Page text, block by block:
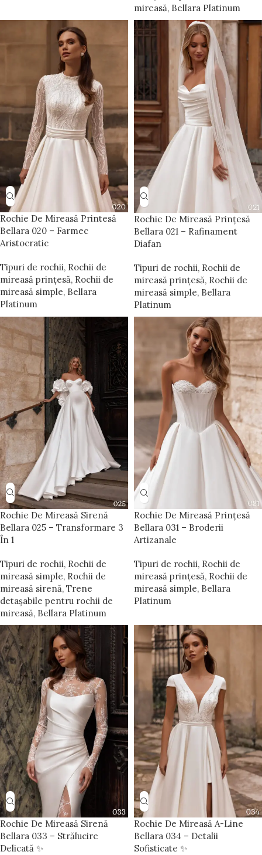
mireasă, Bellara Platinum
Rochie De Mireasă Printesă
Bellara 020 – Farmec
Aristocratic
Tipuri de rochii, Rochii de
mireasă prințesă, Rochii de
mireasă simple, Bellara
Platinum
Rochie De Mireasă Prințesă
Bellara 021 – Rafinament
Diafan
Tipuri de rochii, Rochii de
mireasă prințesă, Rochii de
mireasă simple, Bellara
Platinum
Rochie De Mireasă Sirenă
Bellara 025 – Transformare 3
În 1
Tipuri de rochii, Rochii de
mireasă simple, Rochii de
mireasă sirenă, Trene
detașabile pentru rochii de
mireasă, Bellara Platinum
Rochie De Mireasă Prințesă
Bellara 031 – Broderii
Artizanale
Tipuri de rochii, Rochii de
mireasă prințesă, Rochii de
mireasă simple, Bellara
Platinum
Rochie De Mireasă Sirenă
Bellara 033 – Strălucire
Delicată ✨
Rochie De Mireasă A-Line
Bellara 034 – Detalii
Sofisticate ✨